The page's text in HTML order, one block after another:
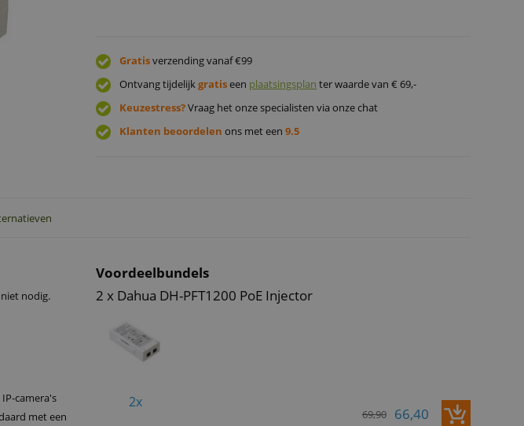
Gratisverzending vanaf €99
Ontvang tijdelijkgratiseen plaatsingsplan ter waarde van € 69,-
Keuzestress?Vraag het onze specialisten via onze chat
Klanten beoordelen ons met een9.5
nodig.
camera's
met een
Voordeelbundels
2 x Dahua DH-PFT1200 PoE Injector
2x
66,40
69,90